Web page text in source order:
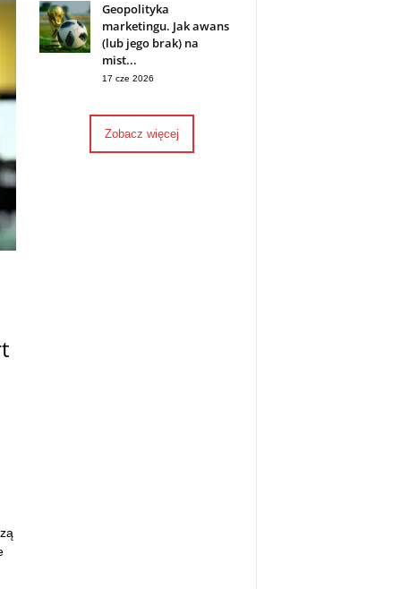
Geopolityka
marketingu. Jak awans
(lub jego brak) na
mist...
17 cze 2026
Zobacz więcej